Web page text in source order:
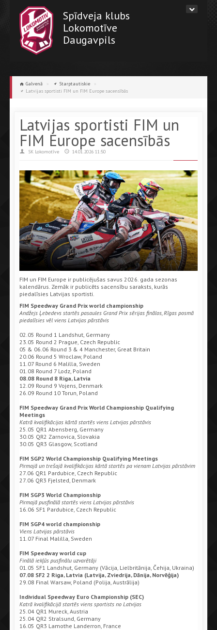
Spīdveja klubs
Lokomotīve
Daugavpils
Galvenā » Starptautiskie
»
Latvijas sportisti FIM un FIM Europe sacensībās
Latvijas sportisti FIM un
FIM Europe sacensībās
SK Lokomotīve 14.01.2026 11:50
FIM un FIM Europe ir publicējušas savus 2026. gada sezonas
kalendārus. Zemāk ir publicēts sacensību saraksts, kurās
piedalīsies Latvijas sportisti.
FIM Speedway Grand Prix world championship
Andžejs Ļebedevs startēs pasaules Grand Prix sērijas finālos, Rīgas posmā
piedalīsies vēl viens Latvijas pārstāvis
02.05 Round 1 Landshut, Germany
23.05 Round 2 Prague, Czech Republic
05 & 06.06 Round 3 & 4 Manchester, Great Britain
20.06 Round 5 Wroclaw, Poland
11.07 Round 6 Malilla, Sweden
01.08 Round 7 Lodz, Poland
08.08 Round 8 Riga, Latvia
12.09 Round 9 Vojens, Denmark
26.09 Round 10 Torun, Poland
FIM Speedway Grand Prix World Championship Qualifying
Meetings
Katrā kvalifikācijas kārtā startēs viens Latvijas pārstāvis
25.05 QR1 Abensberg, Germany
30.05 QR2 Zarnovica, Slovakia
30.05 QR3 Glasgow, Scotland
FIM SGP2 World Championship Qualifying Meetings
Pirmajā un trešajā kvalifikācijas kārtā startēs pa vienam Latvijas pārstāvim
27.06 QR1 Pardubice, Czech Republic
27.06 QR3 Fjelsted, Denmark
FIM SGP3 World Championship
Pirmajā pusfinālā startēs viens Latvijas pārstāvis
16.06 SF1 Pardubice, Czech Republic
FIM SGP4 world championship
Viens Latvijas pārstāvis
11.07 Final Malilla, Sweden
FIM Speedway world cup
Finālā iekļūs pusfinālu uzvarētāji
01.05 SF1 Landshut, Germany (Vācija, Lielbritānija, Čehija, Ukraina)
07.08 SF2 2 Riga, Latvia (Latvija, Zviedrija, Dānija, Norvēģija)
29.08 Final Warsaw, Poland (Polija, Austrālija)
Individual Speedway Euro Championship (SEC)
Katrā kvalifikācijā startēs viens sportists no Latvijas
25.04 QR1 Mureck, Austria
25.04 QR2 Stralsund, Germany
16.05 QR3 Lamothe Landerron, France